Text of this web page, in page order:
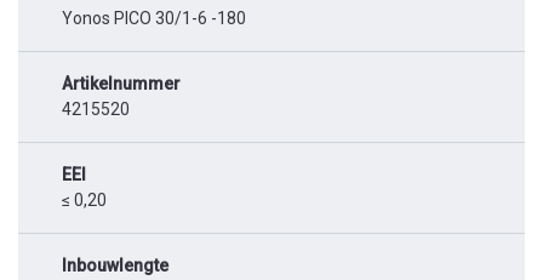
Yonos PICO 30/1-6 -180
Artikelnummer
4215520
EEI
≤ 0,20
Inbouwlengte